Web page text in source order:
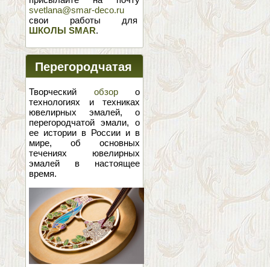
svetlana@smar-deco.ru
свои работы для
ШКОЛЫ SMAR.
Перегородчатая
эмаль
Творческий обзоро
технологиях и техниках
ювелирных эмалей, о
перегородчатой эмали, о
ее истории в России и в
мире, об основных
течениях ювелирных
эмалей в настоящее
время.